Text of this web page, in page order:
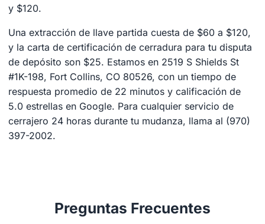
y $120.
Una extracción de llave partida cuesta de $60 a $120,
y la carta de certificación de cerradura para tu disputa
de depósito son $25. Estamos en 2519 S Shields St
#1K-198, Fort Collins, CO 80526, con un tiempo de
respuesta promedio de 22 minutos y calificación de
5.0 estrellas en Google. Para cualquier servicio de
cerrajero 24 horas durante tu mudanza, llama al (970)
397-2002.
Preguntas Frecuentes